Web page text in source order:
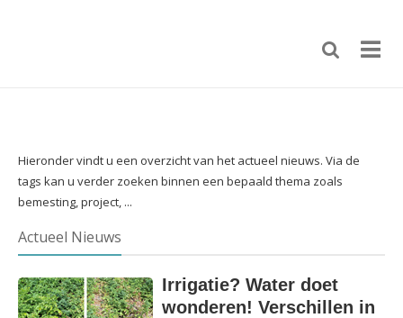
Hieronder vindt u een overzicht van het actueel nieuws. Via de
tags kan u verder zoeken binnen een bepaald thema zoals
bemesting, project, ...
Actueel Nieuws
Irrigatie? Water doet
wonderen! Verschillen in